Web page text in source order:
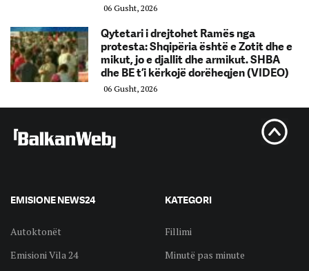
06 Gusht, 2026
Qytetari i drejtohet Ramës nga
protesta: Shqipëria është e Zotit dhe e
mikut, jo e djallit dhe armikut. SHBA
dhe BE t’i kërkojë dorëheqjen (VIDEO)
06 Gusht, 2026
EMISIONE NEWS24
Autoktonët
Emisioni Vila 24
KATEGORI
Fillimi
Minutë pas minute